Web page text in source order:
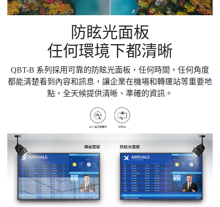
防眩光面板
任何環境下都清晰
QBT-B 系列採用可靠的防眩光面板，任何時間，任何角度
都能清楚看到內容和訊息，讓企業在機場和轉運站等重要地
點，全天候提供清晰、準確的資訊。